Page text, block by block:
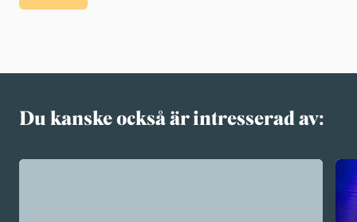
Du kanske också är intresserad av: